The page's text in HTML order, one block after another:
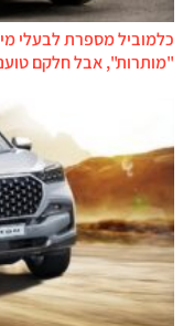
כלמוביל מספרת לבעלי
"מותרות", אבל חלקם